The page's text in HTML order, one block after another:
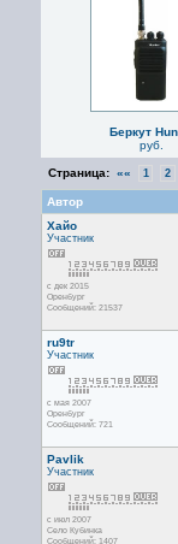
Беркут
руб.
Страница: «« 1 2
Автор
Хайо
Участник
с дек 2015
Оренбург
Сообщений: 21537
ru9tr
Участник
с мая 2007
Оренбург
Сообщений: 721
Pavlik
Участник
с июл 2007
Село Кубинка
Сообщений: 1407